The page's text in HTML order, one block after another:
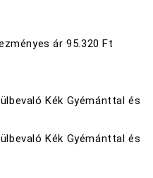
ár 95.320 Ft